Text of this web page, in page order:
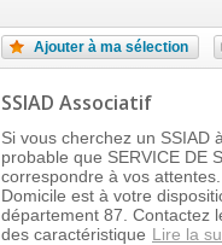
Ajouter à ma sélection
SSIAD Associatif
Si vous cherchez un SSIAD
probable que SERVICE DE
correspondre à vos
Domicile est à votre
département 87. Contactez
des caractéristique Lire la